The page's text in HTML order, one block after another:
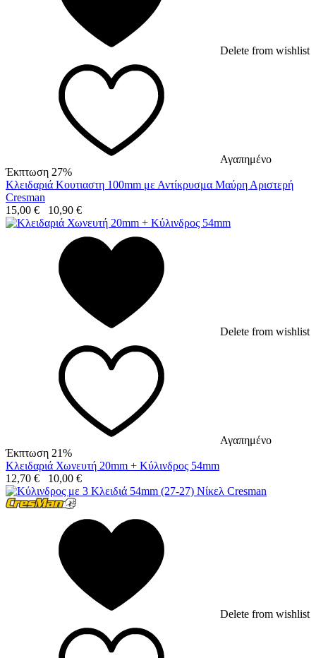
Delete from wishlist
Αγαπημένο
Έκπτωση 27%
Κλειδαριά Κουτιαστη 100mm με Αντίκρυσμα Μαύρη Αριστερή
Cresman
15,00 € 10,90 €
Delete from wishlist
Αγαπημένο
Έκπτωση 21%
Κλειδαριά Χωνευτή 20mm + Κύλινδρος 54mm
12,70 € 10,00 €
Delete from wishlist